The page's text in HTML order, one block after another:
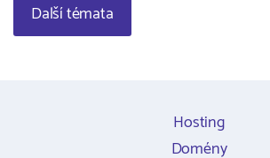
Další témata
Hosting
Domény